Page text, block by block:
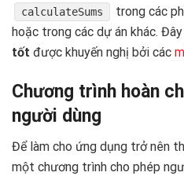
calculateSums
trong các
hoặc trong các dự án khác.
tốt được khuyến nghị bởi các
Chương trình hoàn
người dùng
Để làm cho ứng dụng trở nên
một chương trình cho phép